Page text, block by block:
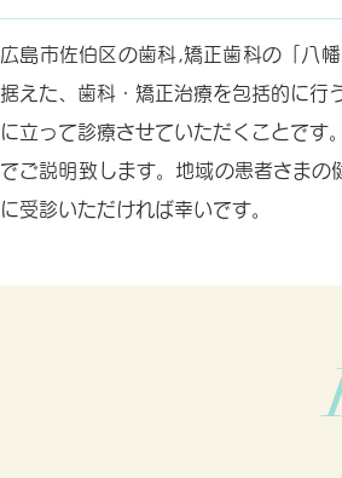
広島市佐伯区の歯科,矯正歯科の「八
据えた、歯科・矯正治療を包括的に行
に立って診療させていただくことです
でご説明致します。地域の患者さま
に受診いただければ幸いです。